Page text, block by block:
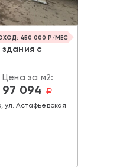
450 000 Р/МЕС
с
Цена за м2:
97 094 a
ул. Астафьевская